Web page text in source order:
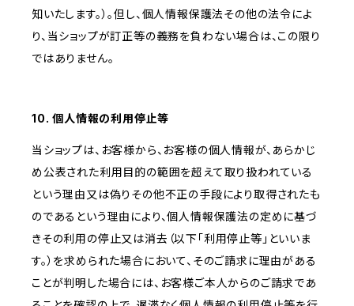
知いたします。）。但し、個人情報保護法その他の法令によ
り、当ショップが訂正等の義務を負わない場合は、この限り
ではありません。
10. 個人情報の利用停止等
当ショップは、お客様から、お客様の個人情報が、あらかじ
め公表された利用目的の範囲を超えて取り扱われている
という理由又は偽りその他不正の手段により取得されたも
のであるという理由により、個人情報保護法の定めに基づ
きその利用の停止又は消去（以下「利用停止等」といいま
す。）を求められた場合において、そのご請求に理由がある
ことが判明した場合には、お客様ご本人からのご請求であ